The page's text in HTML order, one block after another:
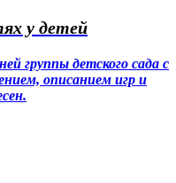
у детей
группы детского сада с
описанием игр и